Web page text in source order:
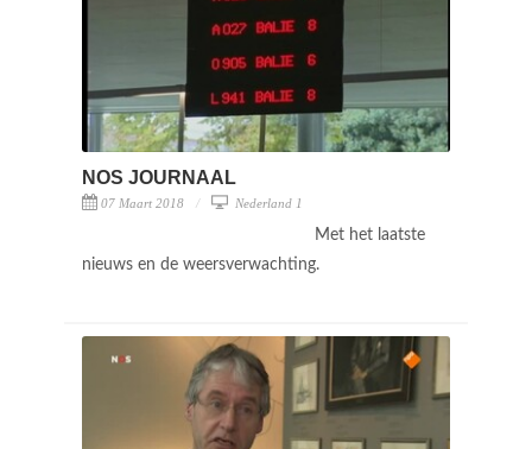
NOS JOURNAAL
07 Maart 2018 Nederland 1
Met het laatste
nieuws en de weersverwachting.